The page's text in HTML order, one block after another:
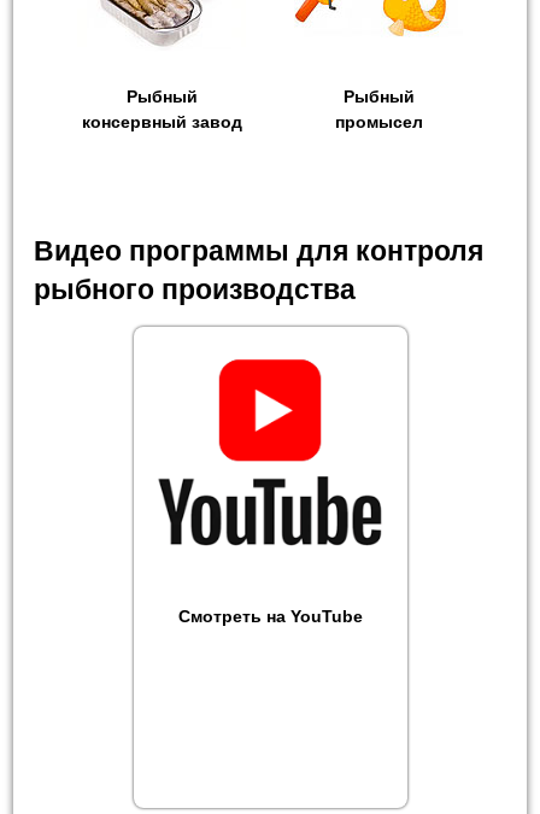
Рыбный
консервный завод
Рыбный
промысел
Видео программы для контроля
рыбного производства
Смотреть на YouTube